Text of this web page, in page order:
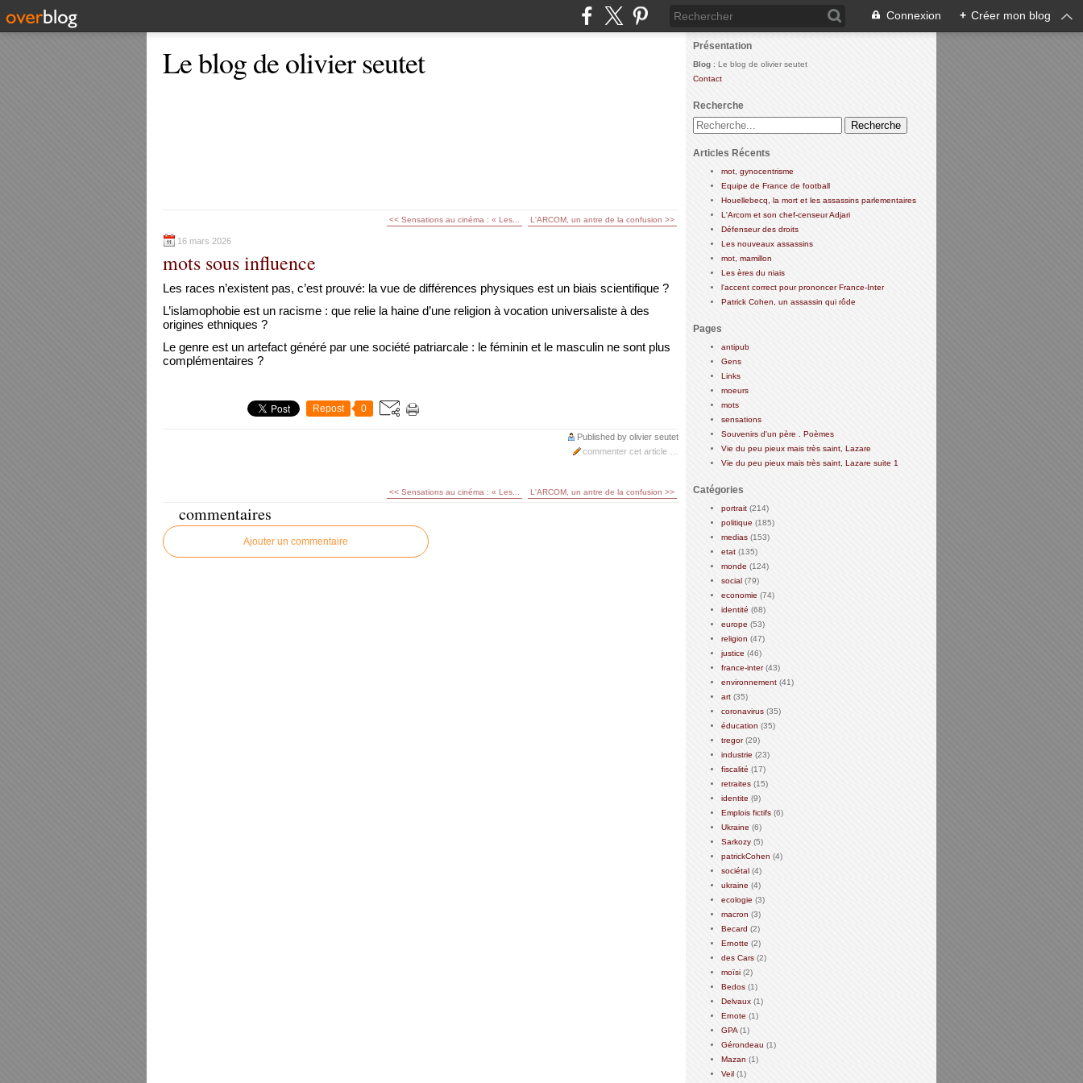
Connexion + Créer mon blog
Le blog de olivier seutet
<< Sensations au cinéma : « Les... L'ARCOM, un antre de la confusion >>
16 mars 2026
mots sous influence
Les races n’existent pas, c’est prouvé: la vue de différences physiques est un biais scientifique ?
L’islamophobie est un racisme : que relie la haine d’une religion à vocation universaliste à des
origines ethniques ?
Le genre est un artefact généré par une société patriarcale : le féminin et le masculin ne sont plus
complémentaires ?
Repost 0
Published by olivier seutet
commenter cet article
<< Sensations au cinéma : « Les... L'ARCOM, un antre de la confusion >>
commentaires
Ajouter un commentaire
Présentation
Blog : Le blog de olivier seutet
Contact
Recherche
Articles Récents
mot, gynocentrisme
Equipe de France de football
Houellebecq, la mort et les assassins parlementaires
L'Arcom et son chef-censeur Adjari
Défenseur des droits
Les nouveaux assassins
mot, mamillon
Les ères du niais
l'accent correct pour prononcer France-Inter
Patrick Cohen, un assassin qui rôde
Pages
antipub
Gens
Links
moeurs
mots
sensations
Souvenirs d'un père . Poèmes
Vie du peu pieux mais très saint, Lazare
Vie du peu pieux mais très saint, Lazare suite 1
Catégories
portrait (214)
politique (185)
medias (153)
etat (135)
monde (124)
social (79)
economie (74)
identité (68)
europe (53)
religion (47)
justice (46)
france-inter(43)
environnement (41)
art (35)
coronavirus (35)
éducation (35)
tregor(29)
industrie (23)
fiscalité (17)
retraites (15)
identite (9)
Emplois fictifs (6)
Ukraine (6)
Sarkozy (5)
patrickCohen (4)
sociétal (4)
ukraine (4)
ecologie (3)
macron (3)
Becard (2)
Ernotte (2)
des Cars (2)
moïsi (2)
Bedos (1)
Delvaux (1)
Ernote (1)
GPA (1)
Gérondeau (1)
Mazan (1)
Veil (1)